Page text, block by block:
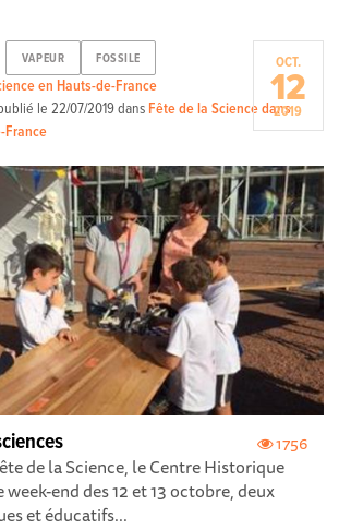
VAPEUR FOSSILE
en Hauts-de-France
le22/07/2019dans Fête de la Science dans
France
OCT.
12
2019
1756
de la Science, le Centre Historique
end des 12 et 13 octobre, deux
et éducatifs...